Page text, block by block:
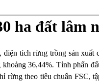
ha đất lâm
tích rừng trồng sản
36,44%. Tỉnh phấn
theo tiêu chuẩn FSC,